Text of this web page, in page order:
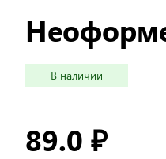
В наличии
89.0 ₽